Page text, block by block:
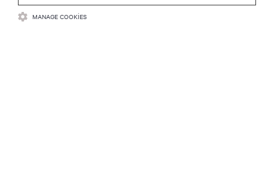
MANAGE COOKIES